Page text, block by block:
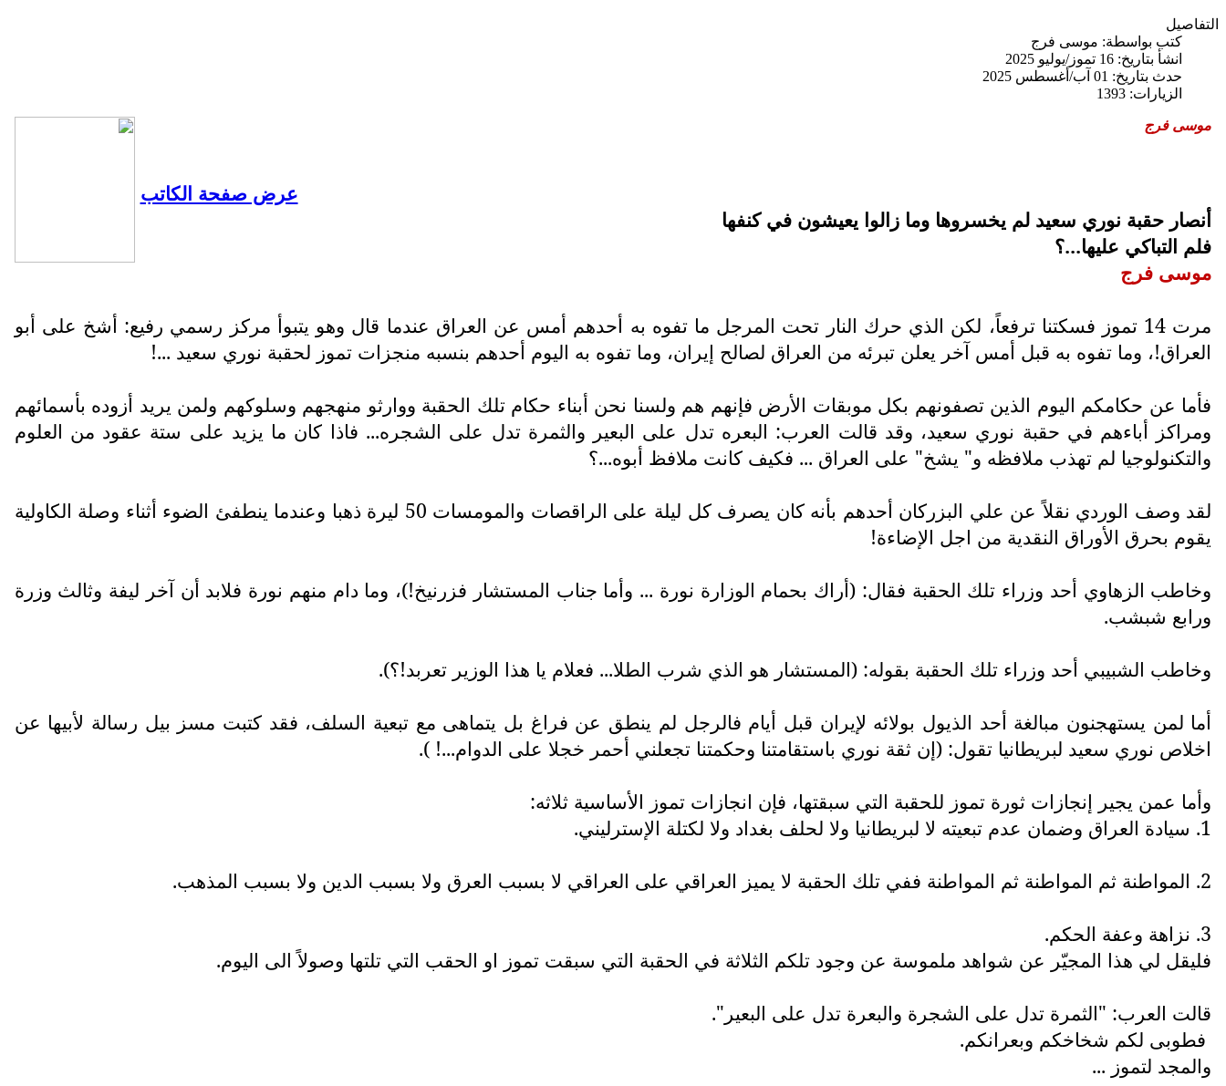
التفاصيل
كتب بواسطة: موسى فرج
انشأ بتاريخ: 16 تموز/يوليو 2025
حدث بتاريخ: 01 آب/أغسطس 2025
الزيارات: 1393
موسى فرج
عرض صفحة الكاتب
أنصار حقبة نوري سعيد لم يخسروها وما زالوا يعيشون في كنفها
فلم التباكي عليها...؟
موسى فرج
مرت 14 تموز فسكتنا ترفعاً، لكن الذي حرك النار تحت المرجل ما تفوه به أحدهم أمس عن العراق عندما قال وهو يتبوأ مركز رسمي رفيع: أشخ على أبو
العراق!، وما تفوه به قبل أمس آخر يعلن تبرئه من العراق لصالح إيران، وما تفوه به اليوم أحدهم بنسبه منجزات تموز لحقبة نوري سعيد ...!
فأما عن حكامكم اليوم الذين تصفونهم بكل موبقات الأرض فإنهم هم ولسنا نحن أبناء حكام تلك الحقبة ووارثو منهجهم وسلوكهم ولمن يريد أزوده بأسمائهم
ومراكز أباءهم في حقبة نوري سعيد، وقد قالت العرب: البعره تدل على البعير والثمرة تدل على الشجره... فاذا كان ما يزيد على ستة عقود من العلوم
والتكنولوجيا لم تهذب ملافظه و" يشخ" على العراق ... فكيف كانت ملافظ أبوه...؟
لقد وصف الوردي نقلاً عن علي البزركان أحدهم بأنه كان يصرف كل ليلة على الراقصات والمومسات 50 ليرة ذهبا وعندما ينطفئ الضوء أثناء وصلة الكاولية
يقوم بحرق الأوراق النقدية من اجل الإضاءة!
وخاطب الزهاوي أحد وزراء تلك الحقبة فقال: (أراك بحمام الوزارة نورة ... وأما جناب المستشار فزرنيخ!)، وما دام منهم نورة فلابد أن آخر ليفة وثالث وزرة
ورابع شبشب.
وخاطب الشبيبي أحد وزراء تلك الحقبة بقوله: (المستشار هو الذي شرب الطلا... فعلام يا هذا الوزير تعربد!؟).
أما لمن يستهجنون مبالغة أحد الذيول بولائه لإيران قبل أيام فالرجل لم ينطق عن فراغ بل يتماهى مع تبعية السلف، فقد كتبت مسز بيل رسالة لأبيها عن
اخلاص نوري سعيد لبريطانيا تقول: (إن ثقة نوري باستقامتنا وحكمتنا تجعلني أحمر خجلا على الدوام...! ).
وأما عمن يجير إنجازات ثورة تموز للحقبة التي سبقتها، فإن انجازات تموز الأساسية ثلاثه:
1. سيادة العراق وضمان عدم تبعيته لا لبريطانيا ولا لحلف بغداد ولا لكتلة الإسترليني.
2. المواطنة ثم المواطنة ثم المواطنة ففي تلك الحقبة لا يميز العراقي على العراقي لا بسبب العرق ولا بسبب الدين ولا بسبب المذهب.
3. نزاهة وعفة الحكم.
فليقل لي هذا المجيّر عن شواهد ملموسة عن وجود تلكم الثلاثة في الحقبة التي سبقت تموز او الحقب التي تلتها وصولاً الى اليوم.
قالت العرب: "الثمرة تدل على الشجرة والبعرة تدل على البعير".
فطوبى لكم شخاخكم وبعرانكم.
والمجد لتموز ...